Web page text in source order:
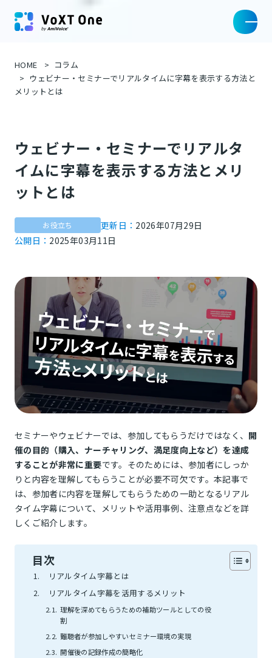
HOME
コラム
ウェビナー・セミナーでリアルタイムに字幕を表示する方法と
メリットとは
ウェビナー・セミナーでリアルタ
イムに字幕を表示する方法とメリ
ットとは
お役立ち 更新日： 2026年07月29日
公開日： 2025年03月11日
セミナーやウェビナーでは、参加してもらうだけではなく、 開
催の目的（購入、ナーチャリング、満足度向上など）を達成
することが非常に重要です。そのためには、参加者にしっか
りと内容を理解してもらうことが必要不可欠です。本記事で
は、参加者に内容を理解してもらうための一助となるリアル
タイム字幕について、メリットや活用事例、注意点などを詳
しくご紹介します。
目次
リアルタイム字幕とは
リアルタイム字幕を活用するメリット
理解を深めてもらうための補助ツールとしての役
割
難聴者が参加しやすいセミナー環境の実現
開催後の記録作成の簡略化